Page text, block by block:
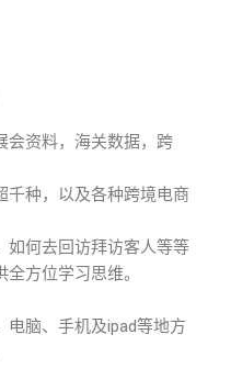
会资料，海关数据，跨
千种，以及各种跨境电商
如何去回访拜访客人等等
方位学习思维。
电脑、手机及ipad等地方